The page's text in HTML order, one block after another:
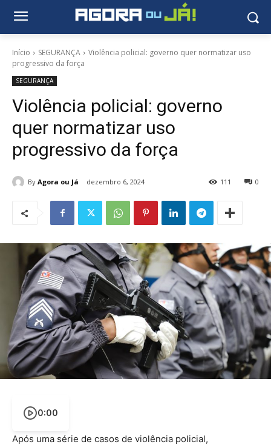
Início SEGURANÇA
Violência policial: governo quer normatizar uso
progressivo da força
SEGURANÇA
Violência policial: governo
quer normatizar uso
progressivo da força
By Agora ou Já dezembro 6, 2024 0
111
0:00
Após uma série de casos de violência policial,